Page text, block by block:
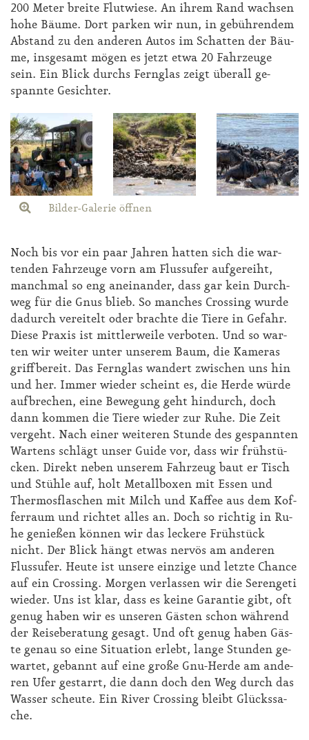
200 Me­ter brei­te Flut­wie­se. An ih­rem Rand wach­sen
ho­he Bäu­me. Dort par­ken wir nun, in ge­büh­ren­dem
Ab­stand zu den an­de­ren Au­tos im Schat­ten der Bäu­
me, ins­ge­samt mö­gen es jetzt et­wa 20 Fahr­zeu­ge
sein. Ein Blick durchs Fern­glas zeigt über­all ge­
spann­te Ge­sich­ter.
Bilder-Galerie öffnen
Noch bis vor ein paar Jah­ren hat­ten sich die war­
ten­den Fahr­zeu­ge vorn am Fluss­ufer auf­ge­reiht,
manch­mal so eng an­ein­an­der, dass gar kein Durch­
weg für die Gnus blieb. So man­ches Crossing wur­de
da­durch ver­ei­telt oder brach­te die Tie­re in Ge­fahr.
Die­se Pra­xis ist mitt­ler­wei­le ver­bo­ten. Und so war­
ten wir wei­ter un­ter un­se­rem Baum, die Ka­me­ras
griff­be­reit. Das Fern­glas wan­dert zwi­schen uns hin
und her. Im­mer wie­der scheint es, die Her­de wür­de
auf­bre­chen, ei­ne Be­we­gung geht hin­durch, doch
dann kom­men die Tie­re wie­der zur Ru­he. Die Zeit
ver­geht. Nach ei­ner wei­te­ren Stun­de des ge­spann­ten
War­tens schlägt un­ser Gui­de vor, dass wir früh­stü­
cken. Di­rekt ne­ben un­se­rem Fahr­zeug baut er Tisch
und Stüh­le auf, holt Me­tall­bo­xen mit Es­sen und
Ther­mos­fla­schen mit Milch und Kaf­fee aus dem Kof­
fer­raum und rich­tet al­les an. Doch so rich­tig in Ru­
he ge­nie­ßen kön­nen wir das le­cke­re Früh­stück
nicht. Der Blick hängt et­was ner­vös am an­de­ren
Fluss­ufer. Heu­te ist un­se­re ein­zi­ge und letz­te Chan­ce
auf ein Crossing. Mor­gen ver­las­sen wir die Se­ren­ge­ti
wie­der. Uns ist klar, dass es kei­ne Ga­ran­tie gibt, oft
ge­nug ha­ben wir es un­se­ren Gäs­ten schon wäh­rend
der Rei­se­be­ra­tung ge­sagt. Und oft ge­nug ha­ben Gäs­
te ge­nau so ei­ne Si­tua­ti­on er­lebt, lan­ge Stun­den ge­
war­tet, ge­bannt auf ei­ne gro­ße Gnu-Her­de am an­de­
ren Ufer ge­starrt, die dann doch den Weg durch das
Was­ser scheu­te. Ein Ri­ver Crossing bleibt Glücks­sa­
che.